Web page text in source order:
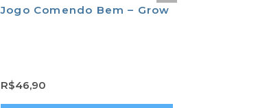
Jogo Comendo Bem – Grow
R$46,90